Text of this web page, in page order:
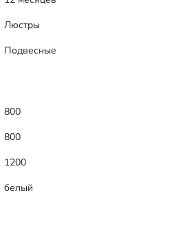
Люстры
Подвесные
800
800
1200
белый